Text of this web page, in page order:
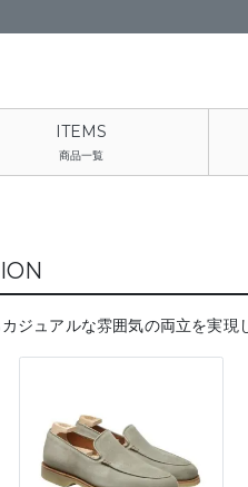
商品一覧
ジュアルな雰囲気の両立を実現